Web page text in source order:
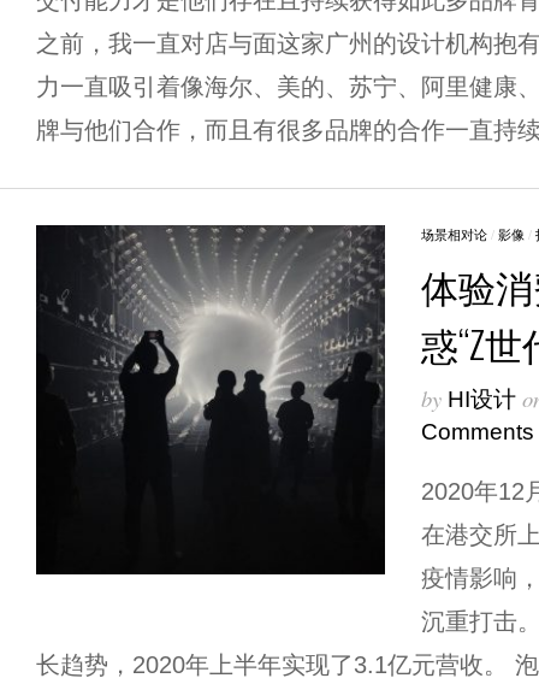
之前，我一直对店与面这家广州的设计机构抱
力一直吸引着像海尔、美的、苏宁、阿里健康
牌与他们合作，而且有很多品牌的合作一直持
场景相对论 / 影像 /
体验
惑“Z
by HI设计
Comments
2020年12
在港交所
疫情影响
沉重打击
长趋势，2020年上半年实现了3.1亿元营收。